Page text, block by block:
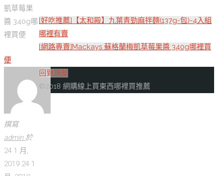
凱草莓果
醬 340g哪
裡買便
[好吃推薦]【太和殿】九葉青勁麻拌麵(137g-包)-4入組
哪裡有賣
[網路專賣]Mackays 蘇格蘭梅凱草莓果醬 340g哪裡買
便
撰寫
admin 於
24 1 月,
2019 24 1
回到頂部
©2018 網購線上買東西哪裡買推薦